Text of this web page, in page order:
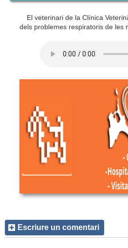
El veterinari de la Clínica
dels problemes respiratoris de les
Escriure un comentari